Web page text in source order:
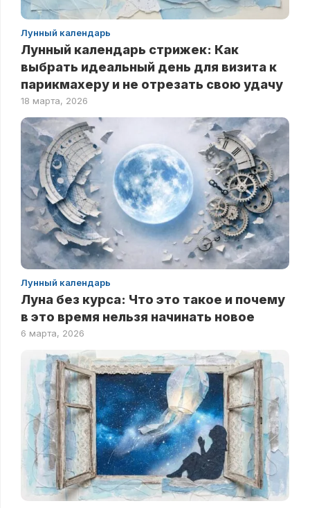
Лунный календарь
Лунный календарь стрижек: Как
выбрать идеальный день для визита к
парикмахеру и не отрезать свою удачу
18 марта, 2026
Лунный календарь
Луна без курса: Что это такое и почему
в это время нельзя начинать новое
6 марта, 2026